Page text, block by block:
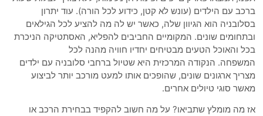
ברכב עם הילדים (עונש לא קטן, כידוע לכל הורה). עוד יתרון
בסלובניה הוא הגיוון שלה, כאשר יש לה מה להציע לכל הגילאים
ובתחומים שונים. המקומיים החביבים להפליא, האסתטיקה הניכרת
בכל והאוכל הטעים מבטיחים יחדיו חוויה מהנה לכל
המשפחה. הנקודה המרכזית היא שטיול ברחבי סלובניה עם ילדים
מצריך ארגונים שונים, שהופכים אותו למעט מורכב יותר לביצוע
מאשר סוגי טיולים אחרים.
אז מה מומלץ שתביאו? על מה חשוב להקפיד בבחירת הרכב או